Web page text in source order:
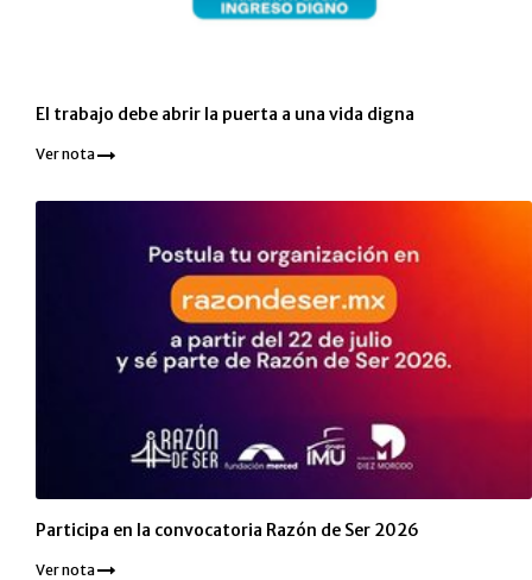
El trabajo debe abrir la puerta a una vida digna
Ver nota
Participa en la convocatoria Razón de Ser 2026
Ver nota